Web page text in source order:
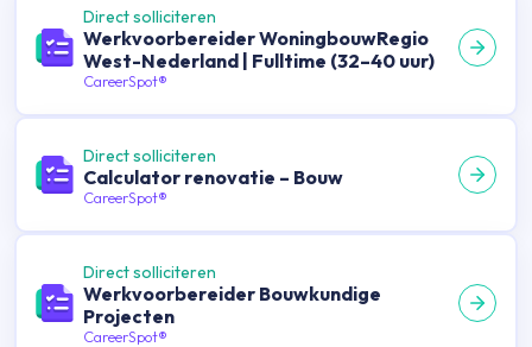
Direct solliciteren
Werkvoorbereider WoningbouwRegio
West-Nederland | Fulltime (32–40 uur)
CareerSpot®
Direct solliciteren
Calculator renovatie – Bouw
CareerSpot®
Direct solliciteren
Werkvoorbereider Bouwkundige
Projecten
CareerSpot®